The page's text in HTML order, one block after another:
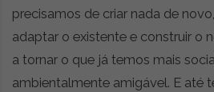
precisamos de criar nada de
adaptar o existente e construir o
a tornar o que já temos mais
ambientalmente amigável. E até